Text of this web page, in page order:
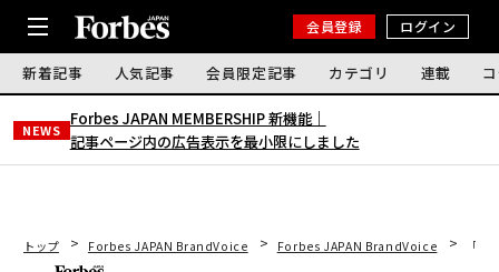
会員登録 ログイン
新着記事 人気記事 会員限定記事 カテゴリ 連載
NEWS
Forbes JAPAN MEMBERSHIP 新機能｜
記事ページ内の広告表示を最小限にしました
トップ Forbes JAPAN BrandVoice Forbes JAPAN BrandVoice 「